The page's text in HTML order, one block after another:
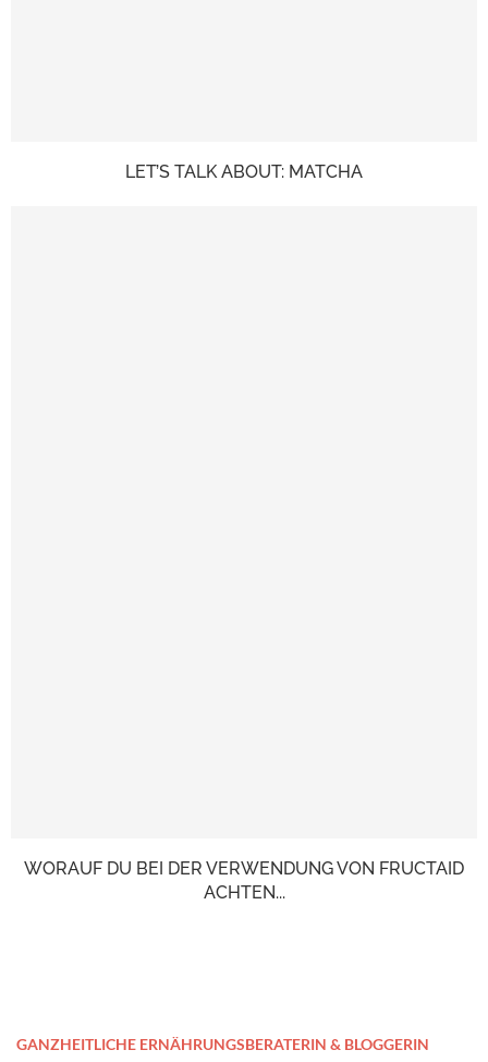
LET’S TALK ABOUT: MATCHA
WORAUF DU BEI DER VERWENDUNG VON FRUCTAID
ACHTEN...
GANZHEITLICHE ERNÄHRUNGSBERATERIN & BLOGGERIN